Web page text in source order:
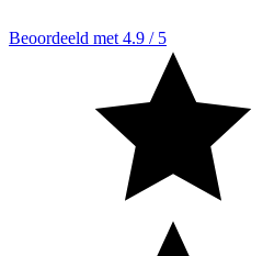
Beoordeeld met 4.9 / 5